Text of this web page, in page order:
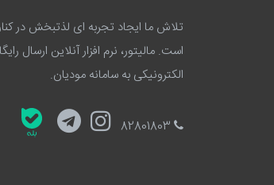
تلاش ما ایجاد تجربه ای لذتبخش در
است. مالیتور، نرم افزار آنلاین ارسال
الکترونیکی به سامانه مودیان.